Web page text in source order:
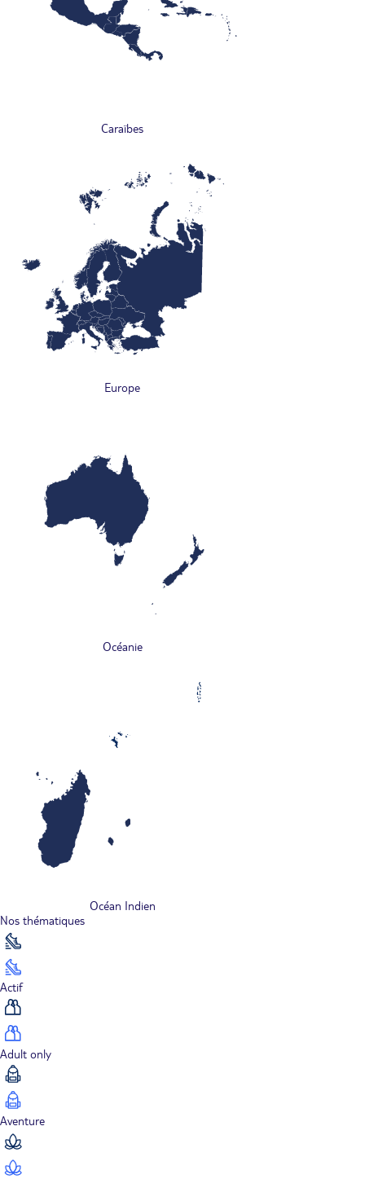
Caraïbes
Europe
Océanie
Océan Indien
Nos thématiques
Actif
Adult only
Aventure